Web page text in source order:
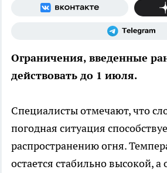
Ограничения, введенные
действовать до 1 июля.
Специалисты отмечают, что
погодная ситуация
распространению огня.
остается стабильно высокой, а